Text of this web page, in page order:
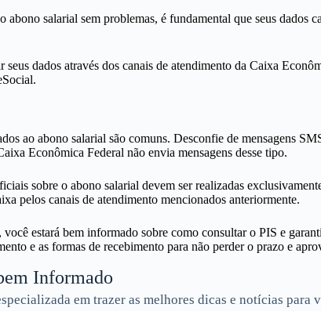
abono salarial sem problemas, é fundamental que seus
dados através dos canais de atendimento da Caixa
ao abono salarial são comuns. Desconfie de mensagens
Econômica Federal não envia mensagens desse tipo.
sobre o abono salarial devem ser realizadas
pelos canais de atendimento mencionados anteriormente.
estará bem informado sobre como consultar o PIS e
e as formas de recebimento para não perder o prazo e
Informado
em trazer as melhores dicas e notícias para